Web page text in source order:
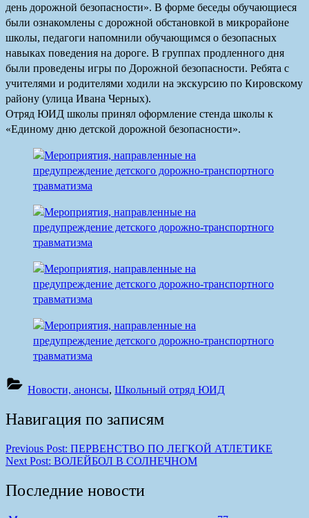
день дорожной безопасности». В форме беседы обучающиеся
были ознакомлены с дорожной обстановкой в микрорайоне
школы, педагоги напомнили обучающимся о безопасных
навыках поведения на дороге. В группах продленного дня
были проведены игры по Дорожной безопасности. Ребята с
учителями и родителями ходили на экскурсию по Кировскому
району (улица Ивана Черных).
Отряд ЮИД школы принял оформление стенда школы к
«Единому дню детской дорожной безопасности».
Новости, анонсы, Школьный отряд ЮИД
Навигация по записям
Previous Post: ПЕРВЕНСТВО ПО ЛЕГКОЙ АТЛЕТИКЕ
Next Post: ВОЛЕЙБОЛ В СОЛНЕЧНОМ
Последние новости